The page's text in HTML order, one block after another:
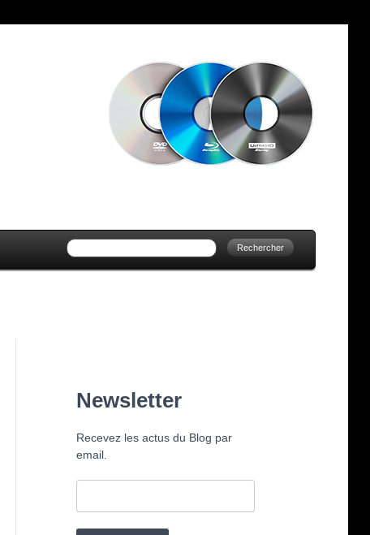
Newsletter
Recevez les actus du Blog par
email.